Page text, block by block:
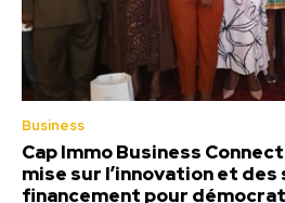
Business
Cap Immo Business Connect
mise sur l’innovation et
financement pour